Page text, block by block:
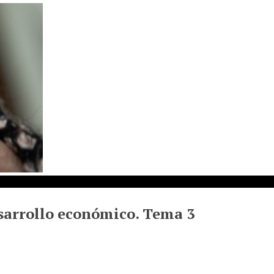
económico. Tema 3